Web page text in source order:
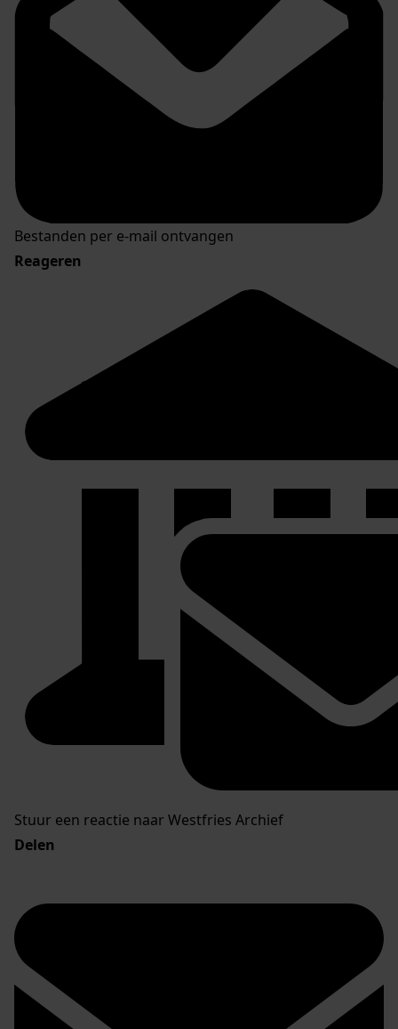
Bestanden per e-mail ontvangen
Reageren
Stuur een reactie naar Westfries Archief
Delen